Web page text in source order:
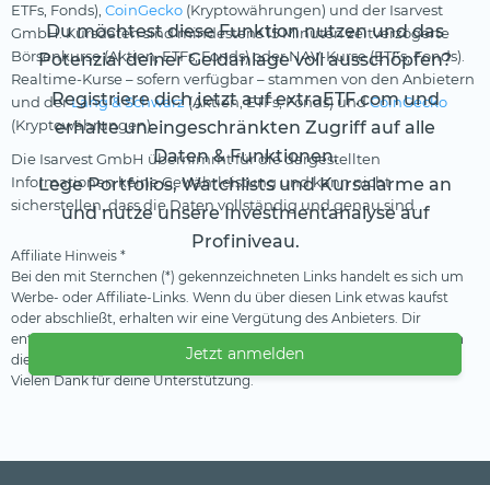
Du möchtest diese Funktion nutzen und das
Potenzial deiner Geldanlage voll ausschöpfen?
Registriere dich jetzt auf extraETF.com und
erhalte uneingeschränkten Zugriff auf alle
Daten & Funktionen.
Lege Portfolios, Watchlists und Kursalarme an
und nutze unsere Investmentanalyse auf
Profiniveau.
Jetzt anmelden
ETFs, Fonds), CoinGecko (Kryptowährungen) und der Isarvest
GmbH. Kursdaten sind mindestens 15 Minuten zeitverzögerte
Börsenkurse (Aktien, ETFs, Fonds) oder NAV-Kurse (ETFs, Fonds).
Realtime-Kurse – sofern verfügbar – stammen von den Anbietern
und derLang & Schwarz(Aktien, ETFs, Fonds) undCoinGecko
(Kryptowährungen).
Die Isarvest GmbH übernimmt für die dargestellten
Informationen keine Gewährleistung und kann nicht
sicherstellen, dass die Daten vollständig und genau sind.
Affiliate Hinweis *
Bei den mit Sternchen (*) gekennzeichneten Links handelt es sich um
Werbe- oder Affiliate-Links. Wenn du über diesen Link etwas kaufst
oder abschließt, erhalten wir eine Vergütung des Anbieters. Dir
entstehen dadurch keine Nachteile oder Mehrkosten. Wir verwenden
diese Einnahmen, um unser kostenfreies Angebot zu finanzieren.
Vielen Dank für deine Unterstützung.